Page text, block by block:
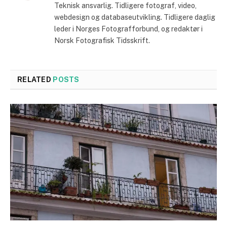
Teknisk ansvarlig. Tidligere fotograf, video,
webdesign og databaseutvikling. Tidligere daglig
leder i Norges Fotografforbund, og redaktør i
Norsk Fotografisk Tidsskrift.
RELATED POSTS